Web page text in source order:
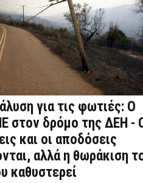
για τις φωτιές: Ο
στον δρόμο της ΔΕΗ -
και οι αποδόσεις
αλλά η θωράκιση
καθυστερεί